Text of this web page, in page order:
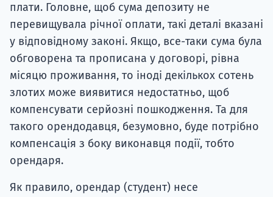
плати. Головне, щоб сума депозиту не
перевищувала річної оплати, такі деталі вказані
у відповідному законі. Якщо, все-таки сума була
обговорена та прописана у договорі, рівна
місяцю проживання, то іноді декількох сотень
злотих може виявитися недостатньо, щоб
компенсувати серйозні пошкодження. Та для
такого орендодавця, безумовно, буде потрібно
компенсація з боку виконавця події, тобто
орендаря.
Як правило, орендар (студент) несе